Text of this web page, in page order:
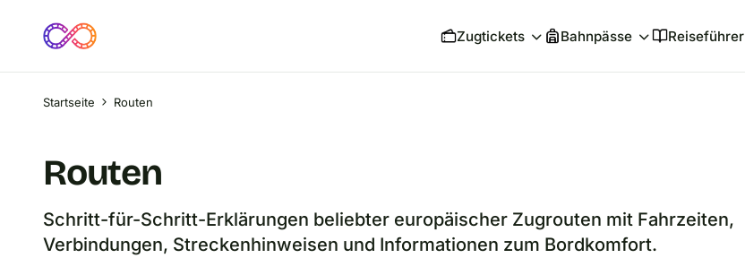
Zugtickets Bahnpässe Reiseführer
Startseite Routen
Routen
Schritt-für-Schritt-Erklärungen beliebter europäischer Zugrouten mit Fahrzeiten,
Verbindungen, Streckenhinweisen und Informationen zum Bordkomfort.